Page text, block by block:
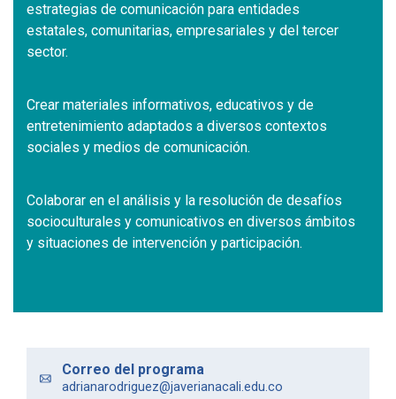
estrategias de comunicación para entidades
estatales, comunitarias, empresariales y del tercer
sector.
Crear materiales informativos, educativos y de
entretenimiento adaptados a diversos contextos
sociales y medios de comunicación.
Colaborar en el análisis y la resolución de desafíos
socioculturales y comunicativos en diversos ámbitos
y situaciones de intervención y participación.
Correo del programa
adrianarodriguez@javerianacali.edu.co